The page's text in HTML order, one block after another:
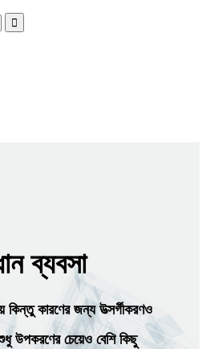
ব্যবসা
কিন্তু কারণের জন্য উত্সর্গীকরণও
উপকরণের চেয়েও বেশি কিছু